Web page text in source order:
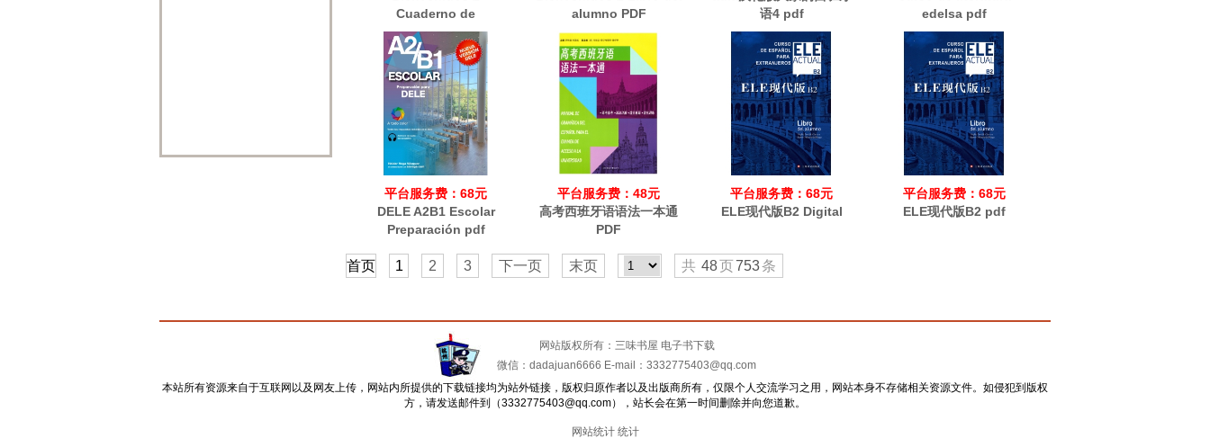
Cuaderno de
actividades PDF
alumno PDF
语4 pdf
edelsa pdf
平台服务费：68元
DELE A2B1 Escolar
Preparación pdf
平台服务费：48元
高考西班牙语语法一本通
PDF
平台服务费：68元
ELE现代版B2 Digital
平台服务费：68元
ELE现代版B2 pdf
首页 1 2 3 下一页 末页 共 48页753条
网站版权所有：三味书屋 电子书下载
微信：dadajuan6666 E-mail：3332775403@qq.com
本站所有资源来自于互联网以及网友上传，网站内所提供的下载链接均为站外链接，版权归原作者以及出版商所有，仅限个人交流学习之用，网站本身不存储相关资源文件。如侵犯到版权
方，请发送邮件到（3332775403@qq.com），站长会在第一时间删除并向您道歉。
网站统计 统计